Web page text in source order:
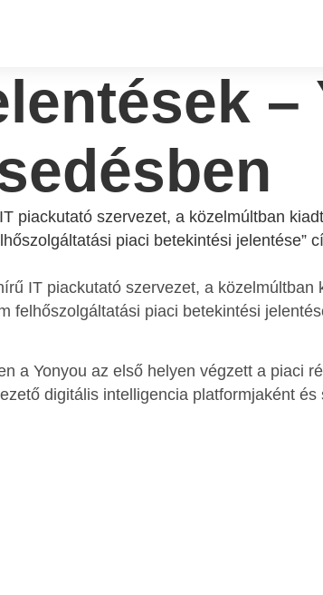
piackutató szervezet, a közelmúltban
piaci betekintési jelentése”
IT piackutató szervezet, a közelmúltban
felhőszolgáltatási piaci betekintési
a Yonyou az első helyen végzett a piaci
digitális intelligencia platformjaként